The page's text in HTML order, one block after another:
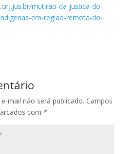
mutirao-da-justica-do-
em-regiao-remota-do-
mail não será publicado. Campos
com *